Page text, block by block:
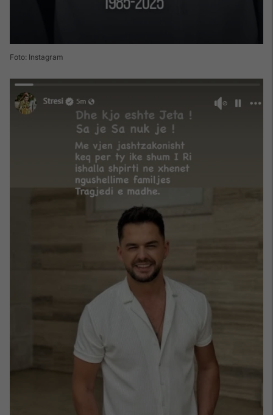
Foto: Instagram